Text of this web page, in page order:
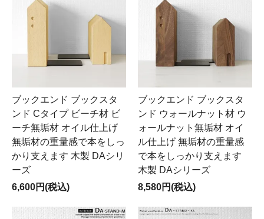
ブックエンド ブックスタ
ンド Cタイプ ビーチ材 ビ
ーチ無垢材 オイル仕上げ
無垢材の重量感で本をしっ
かり支えます 木製 DAシリ
ーズ
6,600円(税込)
ブックエンド ブックスタ
ンド ウォールナット材 ウ
ォールナット無垢材 オイ
ル仕上げ 無垢材の重量感
で本をしっかり支えます
木製 DAシリーズ
8,580円(税込)